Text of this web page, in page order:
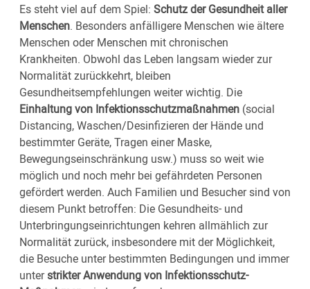
Es steht viel auf dem Spiel: Schutz der Gesundheit aller
Menschen. Besonders anfälligere Menschen wie ältere
Menschen oder Menschen mit chronischen
Krankheiten. Obwohl das Leben langsam wieder zur
Normalität zurückkehrt, bleiben
Gesundheitsempfehlungen weiter wichtig. Die
Einhaltung von Infektionsschutzmaßnahmen (social
Distancing, Waschen/Desinfizieren der Hände und
bestimmter Geräte, Tragen einer Maske,
Bewegungseinschränkung usw.) muss so weit wie
möglich und noch mehr bei gefährdeten Personen
gefördert werden. Auch Familien und Besucher sind von
diesem Punkt betroffen: Die Gesundheits- und
Unterbringungseinrichtungen kehren allmählich zur
Normalität zurück, insbesondere mit der Möglichkeit,
die Besuche unter bestimmten Bedingungen und immer
unterstrikter Anwendung von Infektionsschutz-